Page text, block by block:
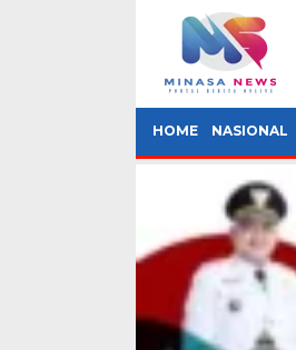
HOME NASIONAL